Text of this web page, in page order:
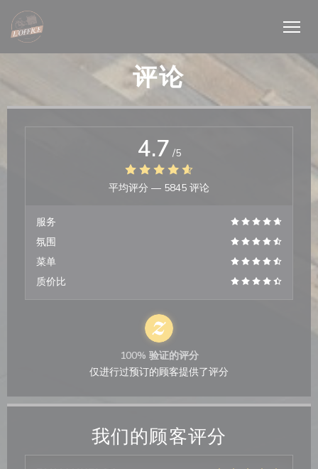
Cookie管理面板
评论
我们的顾客评分
4.7 /5
平均评分 — 5845 评论
服务
氛围
菜单
质价比
100% 验证的评分
仅进行过预订的顾客提供了评分